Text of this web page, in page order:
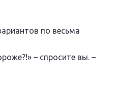
по весьма
– спросите вы. –